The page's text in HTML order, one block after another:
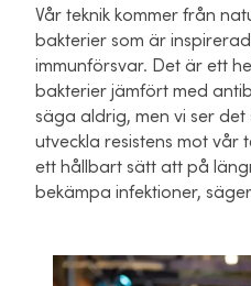
Vår teknik kommer från
bakterier som är
immunförsvar. Det är ett
bakterier jämfört med
säga aldrig, men vi ser
utveckla resistens mot vår
ett hållbart sätt att på
bekämpa infektioner,